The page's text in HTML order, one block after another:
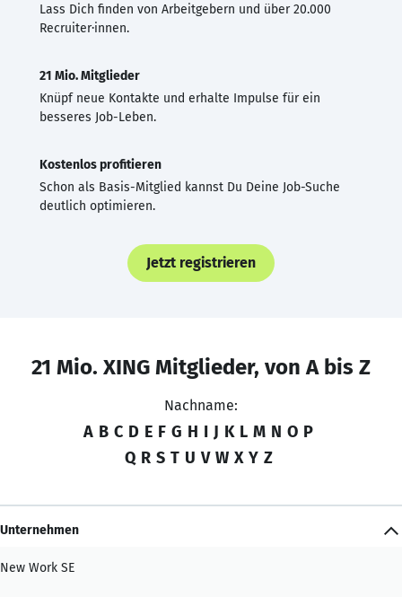
Lass Dich finden von Arbeitgebern und über 20.000
Recruiter·innen.
21 Mio. Mitglieder
Knüpf neue Kontakte und erhalte Impulse für ein
besseres Job-Leben.
Kostenlos profitieren
Schon als Basis-Mitglied kannst Du Deine Job-Suche
deutlich optimieren.
Jetzt registrieren
21 Mio. XING Mitglieder, von A bis Z
Nachname:
A B C D E F G H I J K L M N O P
Q R S T U V W X Y Z
Unternehmen
New Work SE